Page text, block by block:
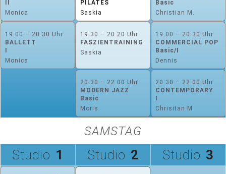
II
Monica
19:00 – 20:30 Uhr
BALLETT
I
Monica
PILATES
Saskia
19:30 – 20:20 Uhr
FASZIENTRAINING
Saskia
20:30 – 22:00 Uhr
MODERN JAZZ
Basic
Moris
Basic
Christian M.
19:00 – 20:30 Uhr
COMMERCIAL POP
Basic/I
Dennis
20:30 – 22:00 Uhr
CONTEMPORARY
I
Chrisitan M
SAMSTAG
Studio 1 Studio 2 Studio 3